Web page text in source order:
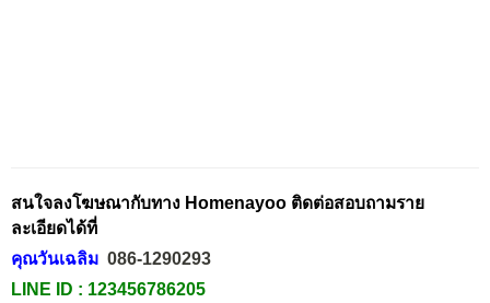
สนใจลงโฆษณากับทาง Homenayoo ติดต่อสอบถามราย
ละเอียดได้ที่
คุณวันเฉลิม 086-1290293
LINE ID : 123456786205